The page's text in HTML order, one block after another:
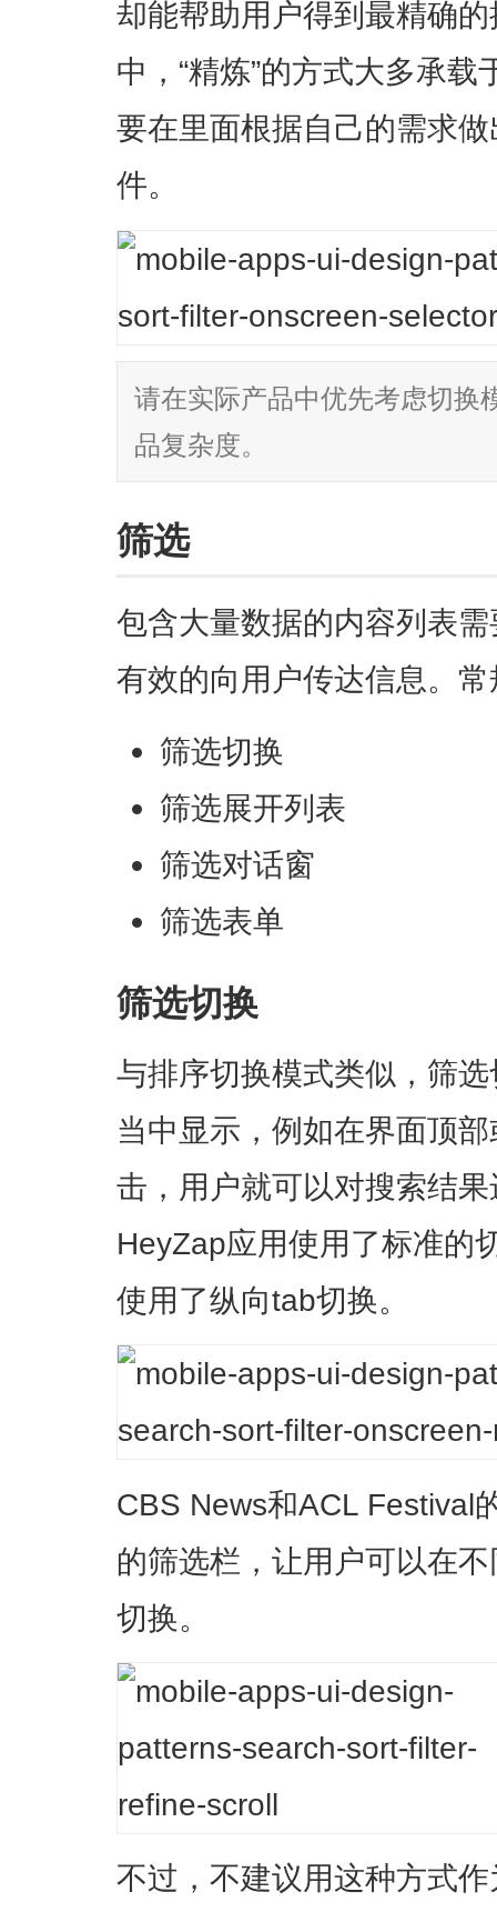
却能帮助用户得到最精确
中，“精炼”的方式大多承
要在里面根据自己的需求
件。
请在实际产品中优先考虑切换
品复杂度。
筛选
包含大量数据的内容列表
有效的向用户传达信息。
筛选切换
筛选展开列表
筛选对话窗
筛选表单
筛选切换
与排序切换模式类似，筛
当中显示，例如在界面顶
击，用户就可以对搜索结
HeyZap应用使用了标准的
使用了纵向tab切换。
CBS News和ACL Festival
的筛选栏，让用户可以在
切换。
不过，不建议用这种方式